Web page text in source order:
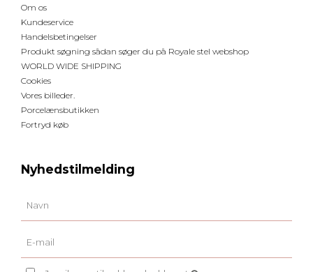
Om os
Kundeservice
Handelsbetingelser
Produkt søgning sådan søger du på Royale stel webshop
WORLD WIDE SHIPPING
Cookies
Vores billeder.
Porcelænsbutikken
Fortryd køb
Nyhedstilmelding